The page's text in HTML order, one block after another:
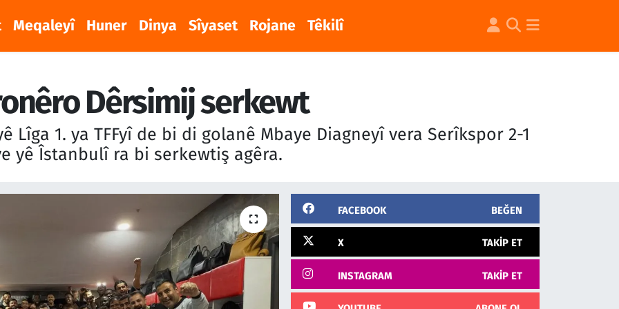
Meqaleyî Huner Dinya Sîyaset Rojane Têkilî
Dêrsimij serkewt
Lîga 1. ya TFFyî de bi di golanê Mbaye Diagneyî vera Serîkspor 2-1
yê Îstanbulî ra bi serkewtiş agêra.
FACEBOOK BEĞEN
X TAKIP ET
INSTAGRAM TAKIP ET